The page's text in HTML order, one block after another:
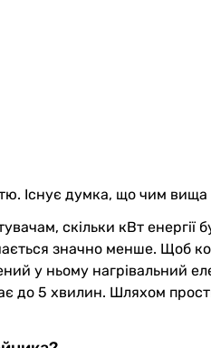
Існує думка, що чим
скільки кВт
значно менше. Щоб
у ньому нагрівальний
до 5 хвилин. Шляхом